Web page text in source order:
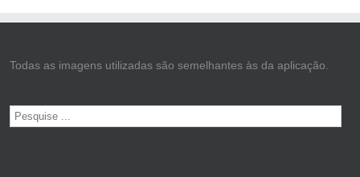
Todas as imagens utilizadas são semelhantes às da aplicação.